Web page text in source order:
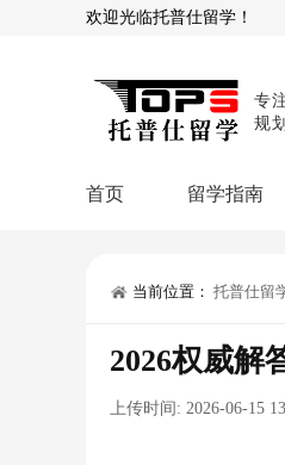
欢迎光临托普仕留学！
专
规
首页 留学指南
留学
留学
当前位置： 托普仕留
2026权威解
上传时间: 2026-06-15